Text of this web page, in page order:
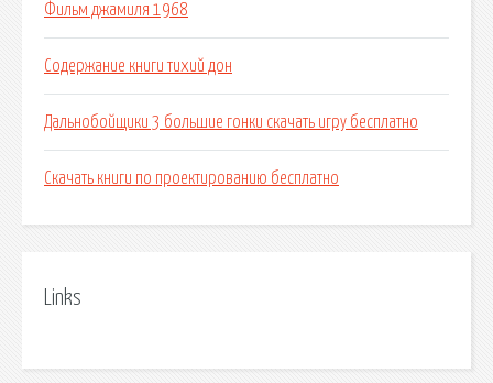
Фильм джамиля 1968
Содержание книги тихий дон
Дальнобойщики 3 большие гонки скачать игру бесплатно
Скачать книги по проектированию бесплатно
Links